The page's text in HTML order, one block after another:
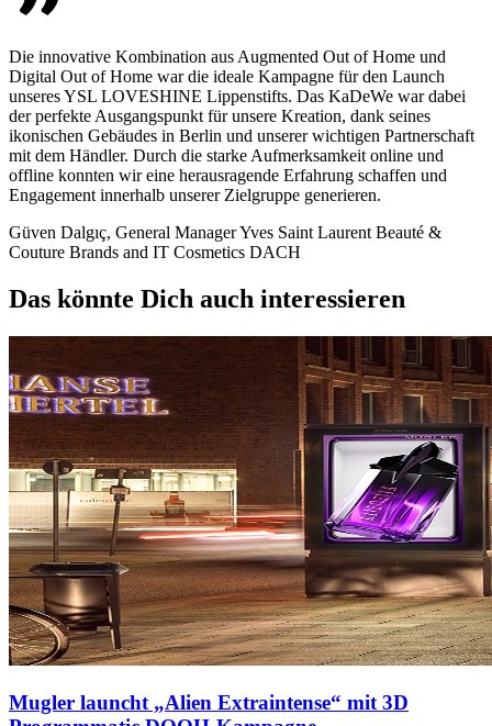
Die innovative Kombination aus Augmented Out of Home und
Digital Out of Home war die ideale Kampagne für den Launch
unseres YSL LOVESHINE Lippenstifts. Das KaDeWe war dabei
der perfekte Ausgangspunkt für unsere Kreation, dank seines
ikonischen Gebäudes in Berlin und unserer wichtigen Partnerschaft
mit dem Händler. Durch die starke Aufmerksamkeit online und
offline konnten wir eine herausragende Erfahrung schaffen und
Engagement innerhalb unserer Zielgruppe generieren.
Güven Dalgıç, General Manager Yves Saint Laurent Beauté &
Couture Brands and IT Cosmetics DACH
Das könnte Dich auch interessieren
Mugler launcht „Alien Extraintense“ mit 3D